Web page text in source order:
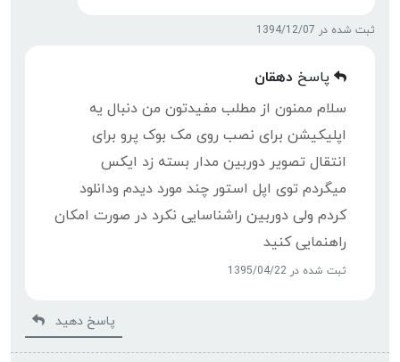
ثبت شده در 1394/12/07
پاسخ دهقان
سلام ممنون از مطلب مفیدتون من دنبال یه
اپلیکیشن برای نصب روی مک بوک پرو برای
انتقال تصویر دوربین مدار بسته زد ایکس
میگردم توی اپل استور چند مورد دیدم ودانلود
کردم ولی دوربین راشناسایی نکرد در صورت امکان
راهنمایی کنید
ثبت شده در 1395/04/22
پاسخ دهید